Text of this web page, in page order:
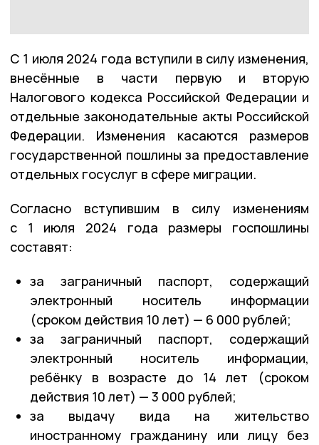
С 1 июля 2024 года вступили в силу изменения,
внесённые в части первую и вторую
Налогового кодекса Российской Федерации и
отдельные законодательные акты Российской
Федерации. Изменения касаются размеров
государственной пошлины за предоставление
отдельных госуслуг в сфере миграции.
Согласно вступившим в силу изменениям
с 1 июля 2024 года размеры госпошлины
составят:
за заграничный паспорт, содержащий
электронный носитель информации
(сроком действия 10 лет) — 6 000 рублей;
за заграничный паспорт, содержащий
электронный носитель информации,
ребёнку в возрасте до 14 лет (сроком
действия 10 лет) — 3 000 рублей;
за выдачу вида на жительство
иностранному гражданину или лицу без